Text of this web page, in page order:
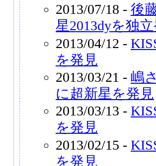
2013/07/18 - 後
星2013dyを独
2013/04/12 -
を発見
2013/03/21 - 嶋
に超新星を発見
2013/03/13 -
を発見
2013/02/15 -
を発見